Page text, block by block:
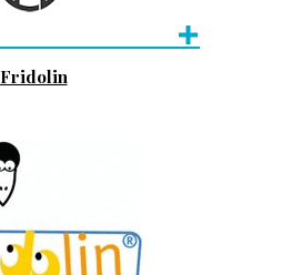
Fridolin